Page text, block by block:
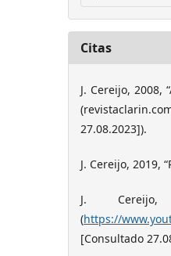
Citas
J. Cereijo, 2008,
27.08.2023]).
J. Cereijo, 2019,
J.
(https://
[Consultado